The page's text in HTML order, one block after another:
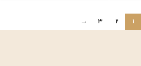
1
2
3
→